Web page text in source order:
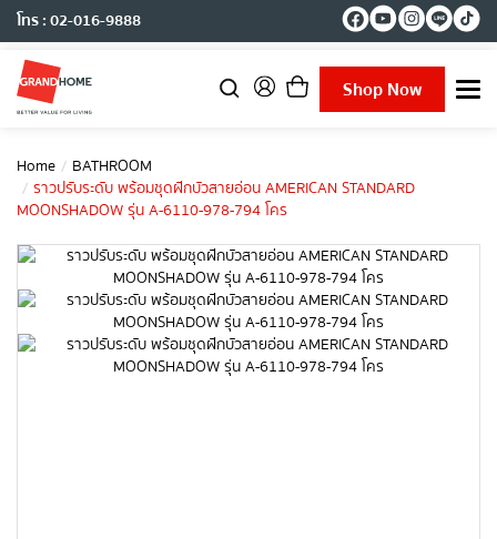
โทร : 02-016-9888
Shop Now
T
a
Home
BATHROOM
ราวปรับระดับ พร้อมชุดฝักบัวสายอ่อน AMERICAN STANDARD
MOONSHADOW รุ่น A-6110-978-794 โคร